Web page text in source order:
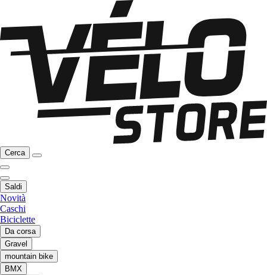
Cerca
Saldi
Novità
Caschi
Biciclette
Da corsa
Gravel
mountain bike
BMX